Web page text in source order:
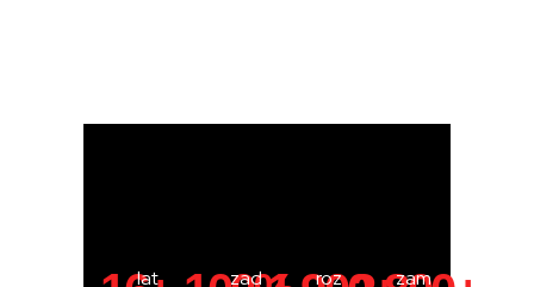
lat
zad
roz
zam